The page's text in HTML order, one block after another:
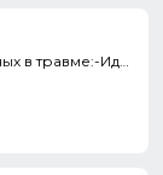
«Разговаривают два больных в травме:-Иду я по лесу, смотрю-гора, в горе дыра. Я туда: «У!» Мне оттуд...